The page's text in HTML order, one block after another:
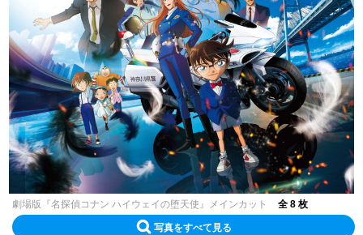
劇場版『名探偵コナン ハイウェイの堕天使』メインカット 全 8 枚
写真をすべて見る